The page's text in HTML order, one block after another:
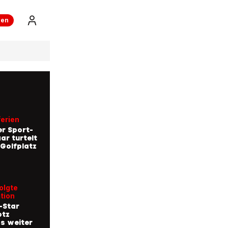
Sport-
turtelt
Star
weiter